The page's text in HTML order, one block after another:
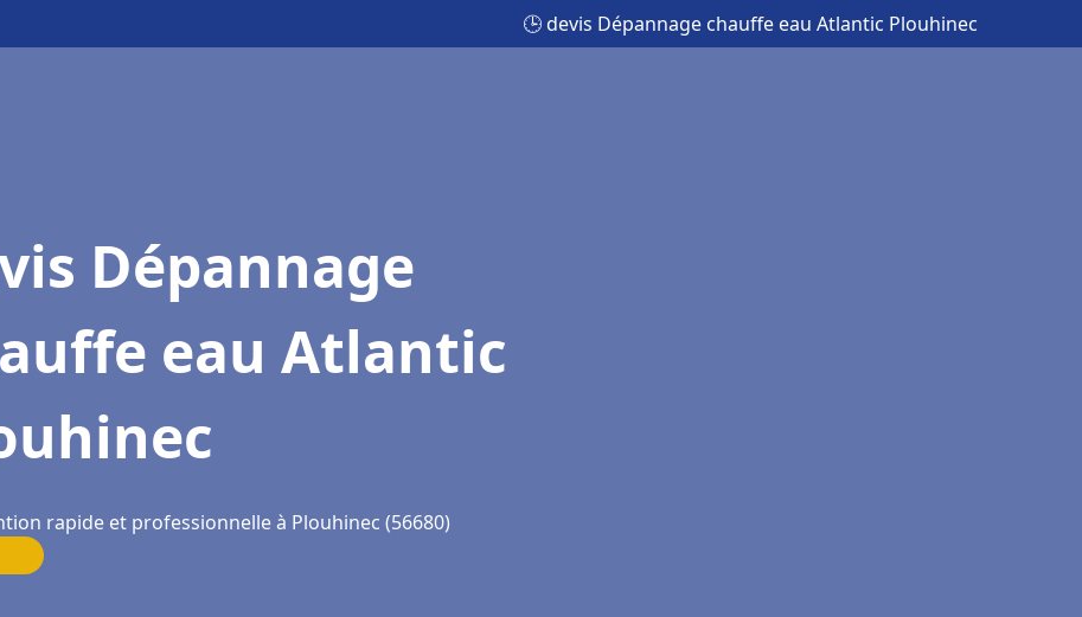
🕒 devis Dépannage chauffe eau Atlantic Plouhinec
Dépannage
eau Atlantic
rapide et professionnelle à Plouhinec (56680)